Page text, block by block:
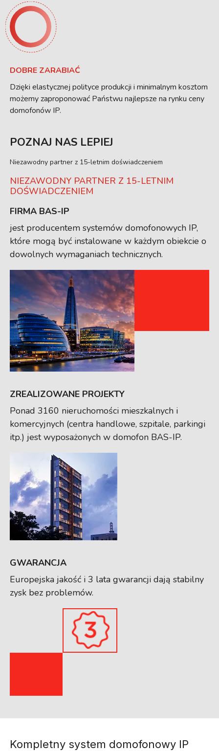
DOBRE ZARABIAĆ
Dzięki elastycznej polityce produkcji i minimalnym kosztom
możemy zaproponować Państwu najlepsze na rynku ceny
domofonów IP.
POZNAJ NAS LEPIEJ
Niezawodny partner z 15-letnim doświadczeniem
NIEZAWODNY PARTNER Z 15-LETNIM
DOŚWIADCZENIEM
FIRMA BAS-IP
jest producentem systemów domofonowych IP,
które mogą być instalowane w każdym obiekcie o
dowolnych wymaganiach technicznych.
ZREALIZOWANE PROJEKTY
Ponad 3160 nieruchomości mieszkalnych i
komercyjnych (centra handlowe, szpitale, parkingi
itp.) jest wyposażonych w domofon BAS-IP.
GWARANCJA
Europejska jakość i 3 lata gwarancji dają stabilny
zysk bez problemów.
Kompletny system domofonowy IP